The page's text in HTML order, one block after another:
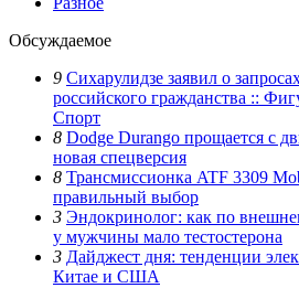
Обсуждаемое
9 Сихарулидзе заявил о
российского гражданства ::
Спорт
8 Dodge Durango прощается с
новая спецверсия
8 Трансмиссионка ATF 3309
правильный выбор
3 Эндокринолог: как по
у мужчины мало тестостерона
3 Дайджест дня: тенденции
Китае и США